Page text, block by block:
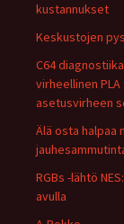
kustannukset
Keskustojen
C64
virheellinen
asetusvirheen
Älä osta halpaa
RGBs -lähtö
avulla